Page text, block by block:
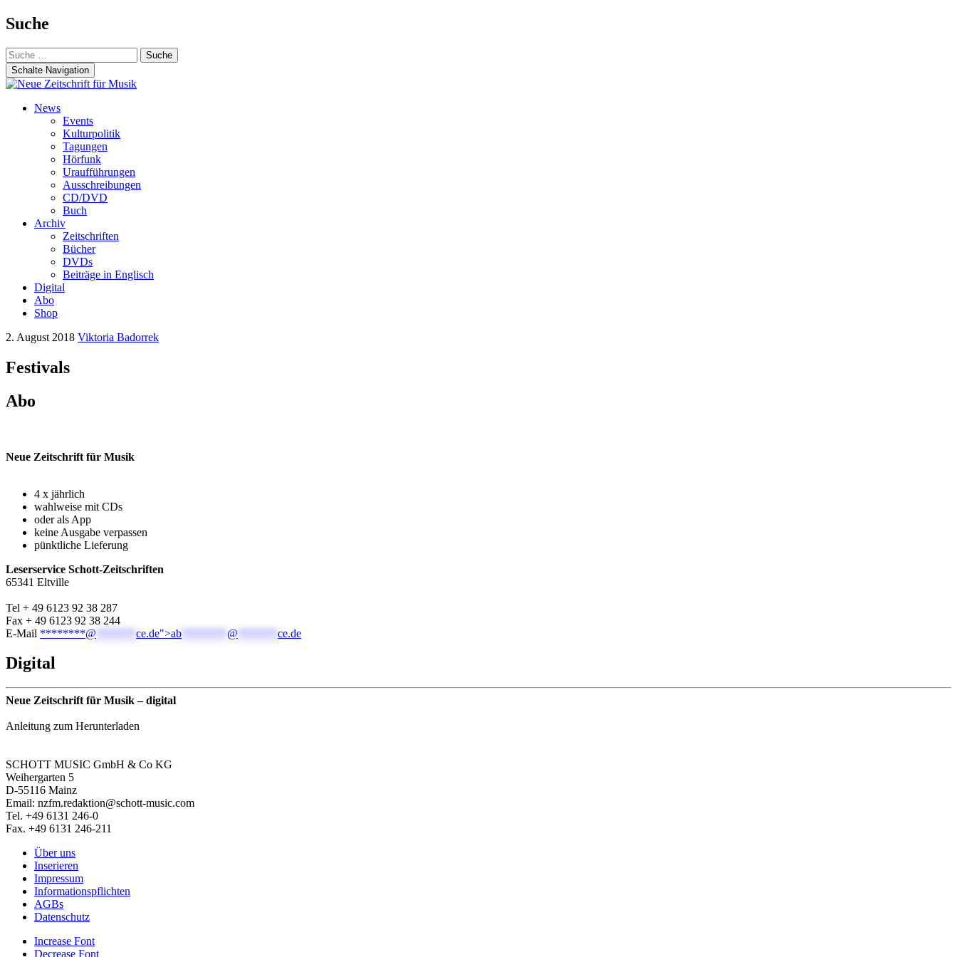
Suche
Suche
nach:
Schalte Navigation
Zum
News
Events
Kulturpolitik
Tagungen
Hörfunk
Uraufführungen
Ausschreibungen
CD/DVD
Buch
Archiv
Zeitschriften
Bücher
DVDs
Beiträge in Englisch
Digital
Abo
Shop
2. August 2018 Viktoria Badorrek
Festivals
Abo
Neue Zeitschrift für Musik
4 x jährlich
wahlweise mit CDs
oder als App
keine Ausgabe verpassen
pünktliche Lieferung
Leserservice Schott-Zeitschriften
65341 Eltville
Tel + 49 6123 92 38 287
Fax + 49 6123 92 38 244
E-Mail ********@ ce.de">ab @ ce.de
Digital
Neue Zeitschrift für Musik – digital
Anleitung zum Herunterladen
SCHOTT MUSIC GmbH & Co KG
Weihergarten 5
D-55116 Mainz
Email: nzfm.redaktion@schott-music.com
Tel. +49 6131 246-0
Fax. +49 6131 246-211
Über uns
Inserieren
Impressum
Informationspflichten
AGBs
Datenschutz
Increase Font
Decrease Font